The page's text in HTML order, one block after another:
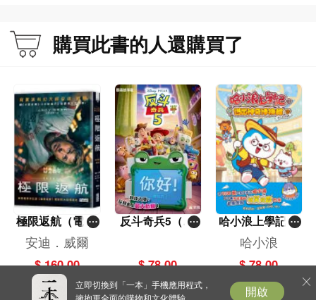
月痕跡。這些人、事、物就是社會縮
影，訴說一種本土情懷。讓我們從書本
購買此書的人還購買了
極限返航（電影
書衣典藏版）
（獨家收錄作者
訪談）
安迪．威爾
$ 160.00
反斗奇兵5（圖
$ 78.00
哈小浪上學記(1
3)——逃出神奇
博物館
哈小浪
$ 78.00
立即切換到「一本」手機應用程式，
開啟